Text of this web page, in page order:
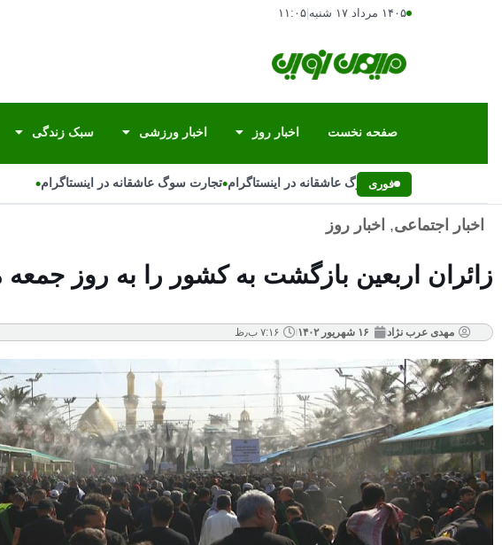
۱۴۰۵ مرداد ۱۷ شنبه ۱۱:۰۵
صفحه نخست اخبار روز اخبار ورزشی سبک زندگی
فوری
تجارت سوگ عاشقانه در اینستاگرام•تجارت سوگ عاشقانه در اینستاگرام•
اخبار اجتماعی, اخبار روز
زائران اربعین بازگشت به کشور را به روز جمعه
مهدی عرب نژاد ۱۶ شهریور ۱۴۰۲ ۷:۱۶ ب٫ظ